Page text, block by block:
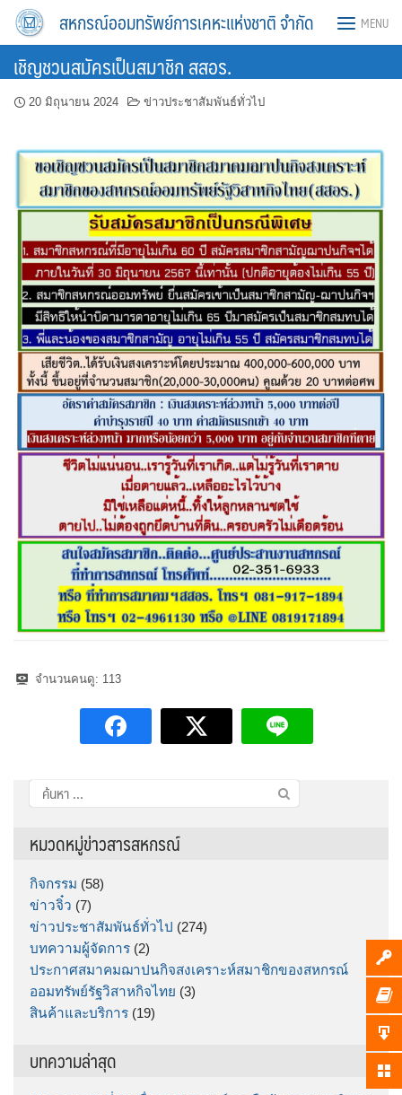
Skip
สหกรณ์ออมทรัพย์การเคหะแห่งชาติ จำกัด MENU
เชิญชวนสมัครเป็นสมาชิก สสอร.
20 มิถุนายน 2024 ข่าวประชาสัมพันธ์ทั่วไป
จำนวนคนดู: 113
ค้นหา
สำหรับ:
หมวดหมู่ข่าวสารสหกรณ์
กิจกรรม (58)
ข่าวจิ๋ว (7)
ข่าวประชาสัมพันธ์ทั่วไป (274)
บทความผู้จัดการ (2)
ประกาศสมาคมฌาปนกิจสงเคราะห์สมาชิกของสหกรณ์
ออมทรัพย์รัฐวิสาหกิจไทย (3)
สินค้าและบริการ (19)
บทความล่าสุด